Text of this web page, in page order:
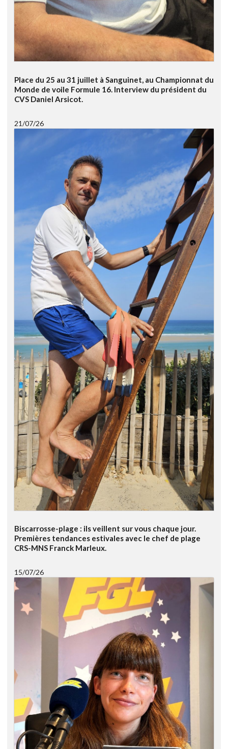
Place du 25 au 31 juillet à Sanguinet, au Championnat du
Monde de voile Formule 16. Interview du président du
CVS Daniel Arsicot.
21/07/26
Biscarrosse-plage : ils veillent sur vous chaque jour.
Premières tendances estivales avec le chef de plage
CRS-MNS Franck Marleux.
15/07/26